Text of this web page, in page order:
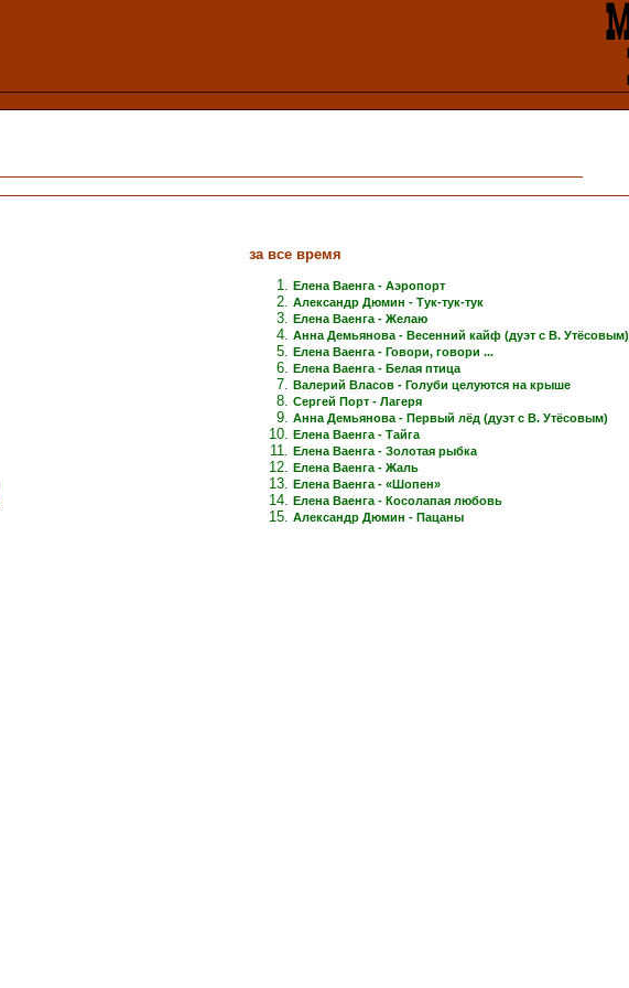
за все время
Елена Ваенга - Аэропорт
Александр Дюмин - Тук-тук-тук
Елена Ваенга - Желаю
Анна Демьянова - Весенний кайф (дуэт с В. Утёсовым)
Елена Ваенга - Говори, говори ...
Елена Ваенга - Белая птица
Валерий Власов - Голуби целуются на крыше
Сергей Порт - Лагеря
Анна Демьянова - Первый лёд (дуэт с В. Утёсовым)
Елена Ваенга - Тайга
Елена Ваенга - Золотая рыбка
Елена Ваенга - Жаль
Елена Ваенга - «Шопен»
Елена Ваенга - Косолапая любовь
Александр Дюмин - Пацаны